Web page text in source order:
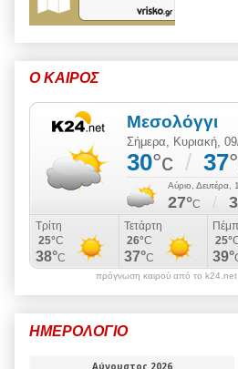
Ο ΚΑΙΡΟΣ
πρόγνωση καιρού από το k24.net
ΗΜΕΡΟΛΟΓΙΟ